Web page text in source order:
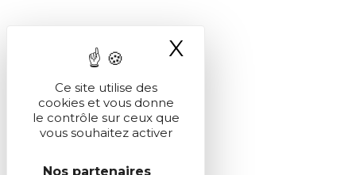
Ce site utilise des
cookies et vous donne
le contrôle sur ceux que
vous souhaitez activer
Nos partenaires
X